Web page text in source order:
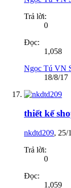
Trả lời:
0
Đọc:
1,058
Ngọc Tú VN
18/8/17
thiết kế
nkdtd209, 25/
Trả lời:
0
Đọc:
1,059